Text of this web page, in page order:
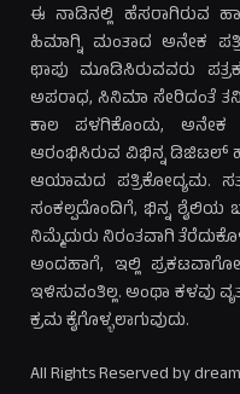
ಈ ನಾಡಿನಲ್ಲಿ ಹೆಸರಾಗಿರುವ
ಹಿಮಾಗ್ನಿ ಮಂತಾದ ಅನೇಕ
ಛಾಪು ಮೂಡಿಸಿರುವವರು
ಅಪರಾಧ, ಸಿನಿಮಾ ಸೇರಿದಂತೆ
ಕಾಲ ಪಳಗಿಕೊಂಡು, ಅನೇಕ
ಆರಂಭಿಸಿರುವ ವಿಭಿನ್ನ ಡಿಜಿಟಲ್
ಆಯಾಮದ ಪತ್ರಿಕೋದ್ಯಮ.
ಸಂಕಲ್ಪದೊಂದಿಗೆ, ಭಿನ್ನ
ನಿಮ್ಮೆದುರು ನಿರಂತವಾಗಿ
ಅಂದಹಾಗೆ, ಇಲ್ಲಿ
ಇಳಿಸುವಂತಿಲ್ಲ. ಅಂಥಾ ಕಳವು
ಕ್ರಮ ಕೈಗೊಳ್ಳಲಾಗುವುದು.
All Rights Reserved by